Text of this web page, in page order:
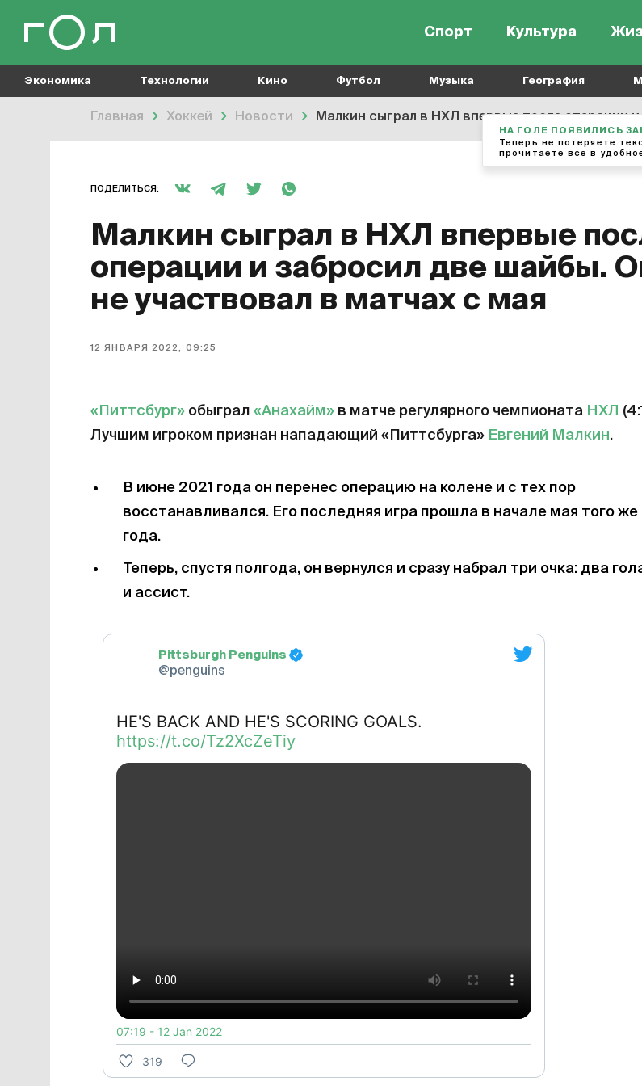
Спорт Культура
Экономика Технологии Кино Футбол Музыка География
Главная Хоккей Новости Малкин сыграл в НХЛ впервые после операции
ПОДЕЛИТЬСЯ:
Малкин сыграл в НХЛ впервые
операции и забросил две шайбы.
не участвовал в матчах с мая
12 ЯНВАРЯ 2022, 09:25
«Питтсбург» обыграл «Анахайм» в матче регулярного чемпионата НХЛ
Лучшим игроком признан нападающий «Питтсбурга» Евгений Малкин.
В июне 2021 года он перенес операцию на колене и с тех пор
восстанавливался. Его последняя игра прошла в начале мая того же
года.
Теперь, спустя полгода, он вернулся и сразу набрал три очка: два
и ассист.
Pittsburgh Penguins
@penguins
HE'S BACK AND HE'S SCORING GOALS.
https://t.co/Tz2XcZeTiy
07:19 - 12 Jan 2022
319
НА ГОЛЕ ПОЯВИЛИСЬ
Теперь не потеряете
прочитаете все в